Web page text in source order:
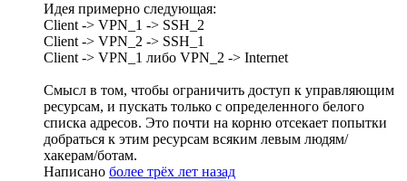
Идея примерно следующая:
Client -> VPN_1 -> SSH_2
Client -> VPN_2 -> SSH_1
Client -> VPN_1 либо VPN_2 -> Internet
Смысл в том, чтобы ограничить доступ к управляющим
ресурсам, и пускать только с определенного белого
списка адресов. Это почти на корню отсекает попытки
добраться к этим ресурсам всяким левым людям/
хакерам/ботам.
Написано более трёх лет назад